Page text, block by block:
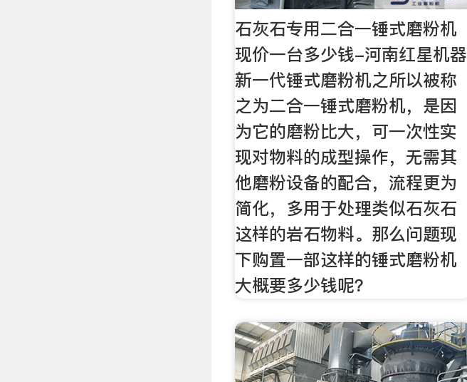
石灰石专用二合一锤式磨粉机
现价一台多少钱-河南红星机器
新一代锤式磨粉机之所以被称
之为二合一锤式磨粉机，是因
为它的磨粉比大，可一次性实
现对物料的成型操作，无需其
他磨粉设备的配合，流程更为
简化，多用于处理类似石灰石
这样的岩石物料。那么问题现
下购置一部这样的锤式磨粉机
大概要多少钱呢？